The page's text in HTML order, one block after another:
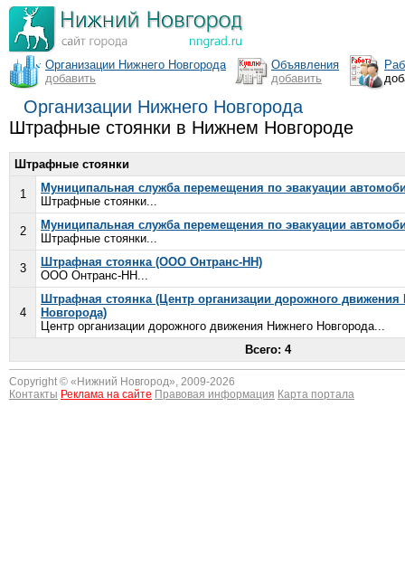
Организации Нижнего Новгорода
добавить
Объявления
добавить
Организации Нижнего Новгорода
Штрафные стоянки в Нижнем Новгороде
Штрафные стоянки
1
Муниципальная служба перемещения по эвакуации
Штрафные стоянки...
2
Муниципальная служба перемещения по эвакуации
Штрафные стоянки...
3
Штрафная стоянка (ООО Онтранс-НН)
ООО Онтранс-НН...
4
Штрафная стоянка (Центр организации дорожного движения
Новгорода)
Центр организации дорожного движения Нижнего Новгорода...
Всего: 4
Copyright © « Нижний Новгород», 2009-2026
Контакты Реклама на сайте Правовая информация Карта портала